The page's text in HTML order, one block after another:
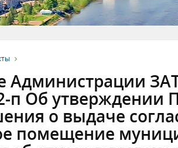
Администрации
п Об утверждении
о выдаче
помещение